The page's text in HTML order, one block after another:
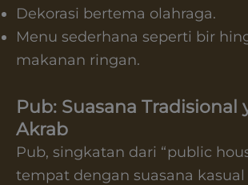
Dekorasi bertema olahraga.
Menu sederhana seperti bir
makanan ringan.
Pub: Suasana Tradisional
Akrab
Pub, singkatan dari “public
tempat dengan suasana